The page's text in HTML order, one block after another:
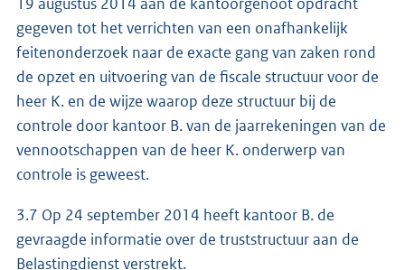
gegeven tot het verrichten van een onafhankelijk
feitenonderzoek naar de exacte gang van zaken rond
de opzet en uitvoering van de fiscale structuur voor de
heer K. en de wijze waarop deze structuur bij de
controle door kantoor B. van de jaarrekeningen van de
vennootschappen van de heer K. onderwerp van
controle is geweest.
3.7 Op 24 september 2014 heeft kantoor B. de
gevraagde informatie over de truststructuur aan de
Belastingdienst verstrekt.